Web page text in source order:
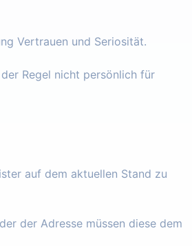
Vertrauen und Seriosität.
Regel nicht persönlich für
auf dem aktuellen Stand zu
der Adresse müssen diese dem